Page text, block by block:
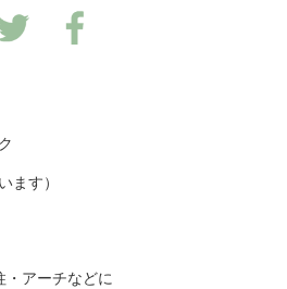
ます）
・アーチなどに